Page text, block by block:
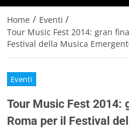
Home / Eventi /
Tour Music Fest 2014: gran
Festival della Musica
Eventi
Tour Music Fest 2014:
Roma per il Festival